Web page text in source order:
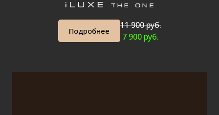
Подробнее
11 900 руб.
7 900 руб.